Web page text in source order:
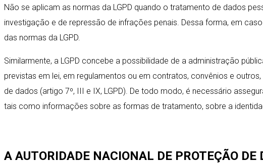
Não se aplicam as normas da LGPD quando o tratamento de dados
investigação e de repressão de infrações penais. Dessa forma, em
das normas da LGPD.
Similarmente, a LGPD concebe a possibilidade de a administração
previstas em lei, em regulamentos ou em contratos, convênios e
de dados (artigo 7º, III e IX, LGPD). De todo modo, é necessário
tais como informações sobre as formas de tratamento, sobre a
A AUTORIDADE NACIONAL DE PROTEÇÃO DE